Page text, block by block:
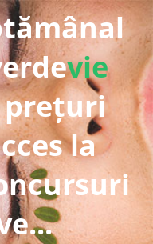
vie
la